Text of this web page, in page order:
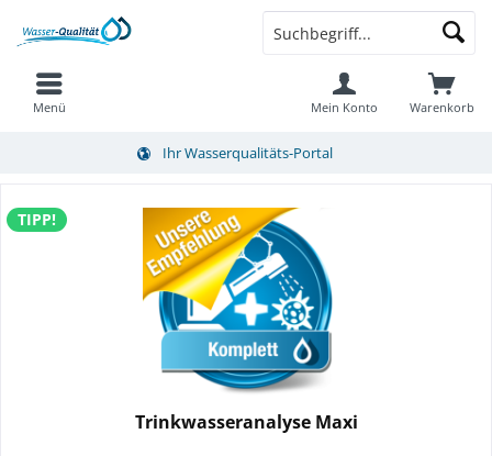
Menü Warenkorb
Mein Konto
Ihr Wasserqualitäts-Portal
TIPP!
Trinkwasseranalyse Maxi